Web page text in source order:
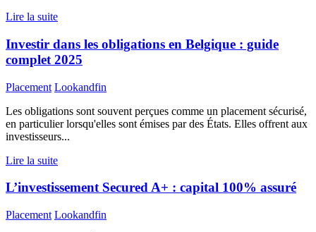
Lire la suite
Investir dans les obligations en Belgique : guide
complet 2025
Placement Lookandfin
Les obligations sont souvent perçues comme un placement sécurisé,
en particulier lorsqu'elles sont émises par des États. Elles offrent aux
investisseurs...
Lire la suite
L’investissement Secured A+ : capital 100% assuré
Placement Lookandfin